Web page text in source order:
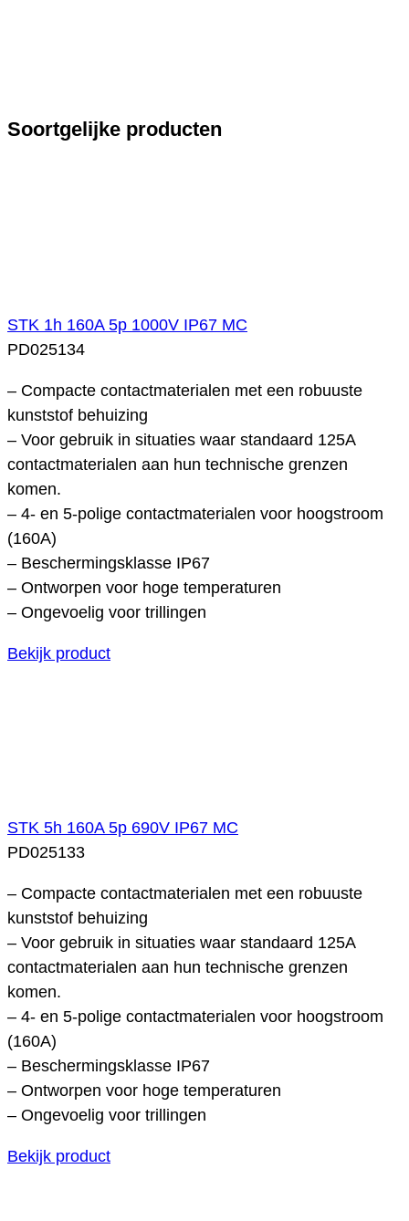
Soortgelijke producten
STK 1h 160A 5p 1000V IP67 MC
PD025134
– Compacte contactmaterialen met een robuuste
kunststof behuizing
– Voor gebruik in situaties waar standaard 125A
contactmaterialen aan hun technische grenzen
komen.
– 4- en 5-polige contactmaterialen voor hoogstroom
(160A)
– Beschermingsklasse IP67
– Ontworpen voor hoge temperaturen
– Ongevoelig voor trillingen
Bekijk product
STK 5h 160A 5p 690V IP67 MC
PD025133
– Compacte contactmaterialen met een robuuste
kunststof behuizing
– Voor gebruik in situaties waar standaard 125A
contactmaterialen aan hun technische grenzen
komen.
– 4- en 5-polige contactmaterialen voor hoogstroom
(160A)
– Beschermingsklasse IP67
– Ontworpen voor hoge temperaturen
– Ongevoelig voor trillingen
Bekijk product